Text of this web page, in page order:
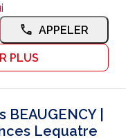
APPELER
PLUS
|
Lequatre